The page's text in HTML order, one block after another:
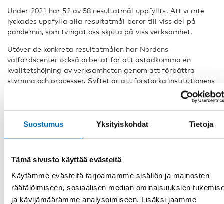
Suostumus Yksityiskohdat Tietoja
Tämä sivusto käyttää evästeitä
Käytämme evästeitä tarjoamamme sisällön ja mainosten
räätälöimiseen, sosiaalisen median ominaisuuksien
ja kävijämäärämme analysoimiseen. Lisäksi jaamme
Under 2021 har 52 av 58 resultatmål uppfyllts. Att vi inte
lyckades uppfylla alla resultatmål beror till viss del på
pandemin, som tvingat oss skjuta på viss verksamhet.
Utöver de konkreta resultatmålen har Nordens
välfärdscenter också arbetat för att åstadkomma en
kvalitetshöjning av verksamheten genom att förbättra
styrning och processer. Syftet är att förstärka institutionens
förmåga att arbeta kunskapsbaserat och efterfrågestyrt
samt i enlighet med institutionens nya strategiska mandat.
Årsrapport 2021 Nordens välfärdscenter
Lue julkaisu verkossa
Lataa PDF-muodossa